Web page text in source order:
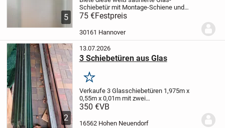
5
Schiebetür mit Montage-Schiene und
Montage-Anleitung zur Selbstabholung
Gemessen habe ich selbst ca. 2,03m
und 0.915m. Vor einigen Jahren bei
75 €Festpreis
30161 Hannover
2
13.07.2026
3 Schiebetüren aus Glas
Merken
Verkaufe 3 Glasschiebetüren 1,975m x
0,55m x 0,01m mit zwei
Führungsschienen von 1,59m .
Privatverkauf ohne Garantie und
350 €VB
16562 Hohen Neuendorf